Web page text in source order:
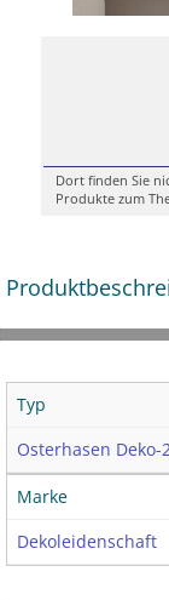
Dort finden Sie
Produkte zum
Typ
Osterhasen Deko-
Marke
Dekoleidenschaft